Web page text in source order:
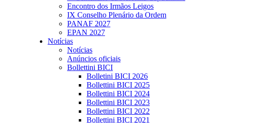
Encontro dos Irmãos Leigos
IX Conselho Plenário da Ordem
PANAF 2027
EPAN 2027
Notícias
Notícias
Anúncios oficiais
Bollettini BICI
Bolletini BICI 2026
Bollettini BICI 2025
Bollettini BICI 2024
Bollettini BICI 2023
Bollettini BICI 2022
Bollettini BICI 2021